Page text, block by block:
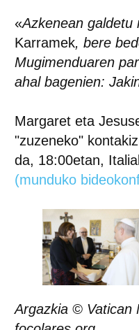
«Azkenean galdetu
Karramek, bere
Mugimenduaren
ahal bagenien:
Margaret eta
"zuzeneko"
da, 18:00etan,
(munduko
Argazkia © Vatican